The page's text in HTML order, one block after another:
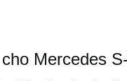
Mercedes